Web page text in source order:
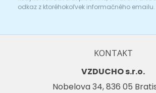
odkaz z ktoréhokoľvek informačného emailu.
KONTAKT
VZDUCHO s.r.o.
Nobelova 34, 836 05